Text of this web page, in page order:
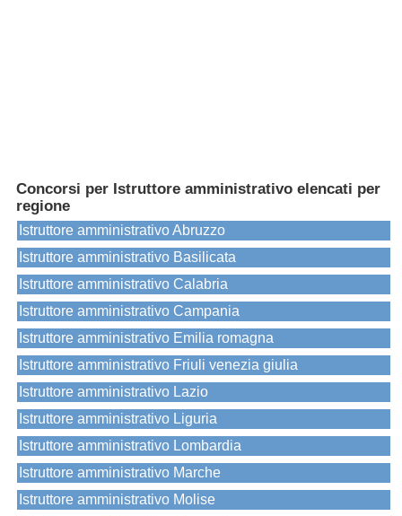
Concorsi per Istruttore amministrativo elencati per
regione
Istruttore amministrativo Abruzzo
Istruttore amministrativo Basilicata
Istruttore amministrativo Calabria
Istruttore amministrativo Campania
Istruttore amministrativo Emilia romagna
Istruttore amministrativo Friuli venezia giulia
Istruttore amministrativo Lazio
Istruttore amministrativo Liguria
Istruttore amministrativo Lombardia
Istruttore amministrativo Marche
Istruttore amministrativo Molise